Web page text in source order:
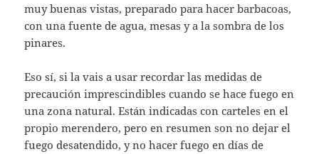
muy buenas vistas, preparado para hacer barbacoas,
con una fuente de agua, mesas y a la sombra de los
pinares.
Eso sí, si la vais a usar recordar las medidas de
precaución imprescindibles cuando se hace fuego en
una zona natural. Están indicadas con carteles en el
propio merendero, pero en resumen son no dejar el
fuego desatendido, y no hacer fuego en días de